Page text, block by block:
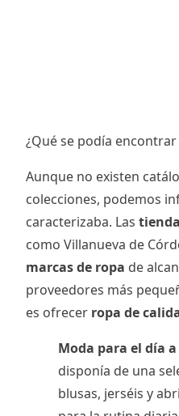
¿Qué se podía
Aunque no existen
colecciones, podemos
caracterizaba. Las
como Villanueva de
marcas de ropa de
proveedores más
es ofrecer ropa de
Moda para el día
disponía de una
blusas, jerséis y